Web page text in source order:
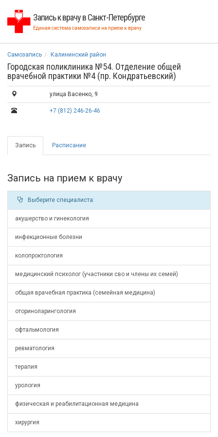
Запись к врачу в Санкт-Петербурге
Единая система самозаписи на прием к врачу
Самозапись Калининский район
Городская поликлиника №54. Отделение общей
врачебной практики №4 (пр. Кондратьевский)
улица Васенко, 9
+7 (812) 246-26-46
Запись Расписание
Запись на прием к врачу
Выберите специалиста:
акушерство и гинекология
инфекционные болезни
колопроктология
медицинский психолог (участники сво и члены их семей)
общая врачебная практика (семейная медицина)
оториноларингология
офтальмология
ревматология
терапия
урология
физическая и реабилитационная медицина
хирургия